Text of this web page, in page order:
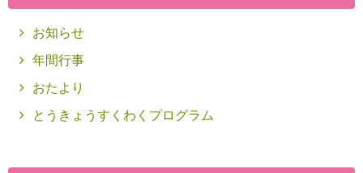
お知らせ
年間行事
おたより
とうきょうすくわくプログラム